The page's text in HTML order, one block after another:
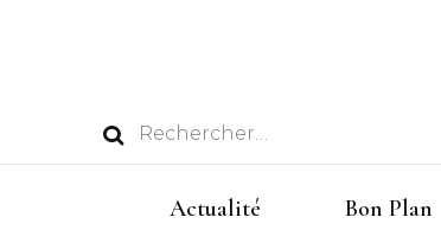
Rechercher :
Actualité Bon Plan